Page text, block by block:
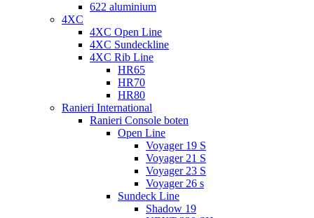
622 aluminium
4XC
4XC Open Line
4XC Sundeckline
4XC Rib Line
HR65
HR70
HR80
Ranieri International
Ranieri Console boten
Open Line
Voyager 19 S
Voyager 21 S
Voyager 23 S
Voyager 26 s
Sundeck Line
Shadow 19